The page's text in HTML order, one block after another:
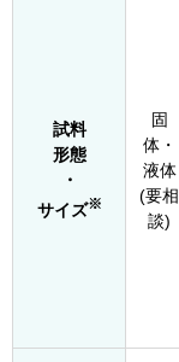
試料
形態
・
サイズ※
固
体・
液体
(要相
談)